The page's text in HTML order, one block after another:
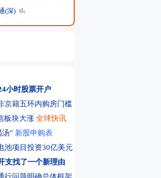
(深)
小时股票开户
京籍五环内购房门槛
板块大涨 全球快讯
” 新股申购表
池项目投资30亿美元
支找了一个新理由